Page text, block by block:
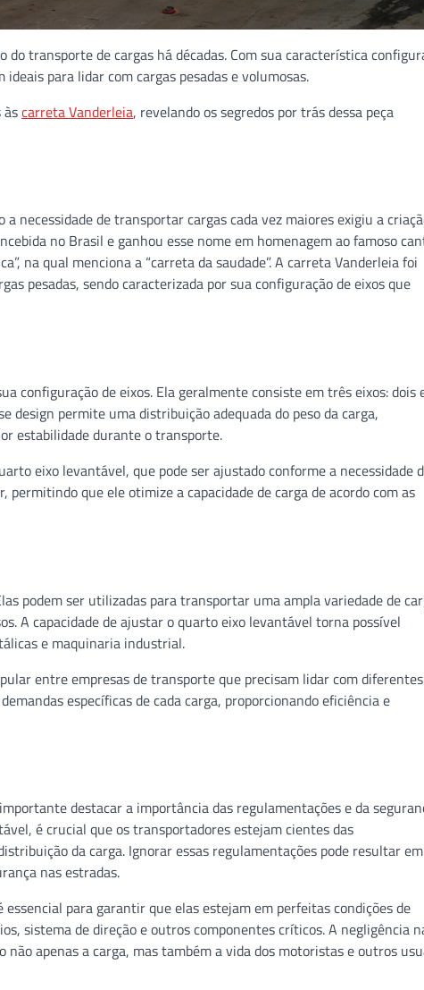
transporte de cargas há décadas. Com sua característica
para lidar com cargas pesadas e volumosas.
carreta Vanderleia, revelando os segredos por trás dessa peça
necessidade de transportar cargas cada vez maiores exigiu a
no Brasil e ganhou esse nome em homenagem ao famoso
na qual menciona a “carreta da saudade”. A carreta Vanderleia foi
pesadas, sendo caracterizada por sua configuração de eixos que
configuração de eixos. Ela geralmente consiste em três eixos: dois
design permite uma distribuição adequada do peso da carga,
estabilidade durante o transporte.
eixo levantável, que pode ser ajustado conforme a necessidade
que ele otimize a capacidade de carga de acordo com as
podem ser utilizadas para transportar uma ampla variedade de
A capacidade de ajustar o quarto eixo levantável torna possível
e maquinaria industrial.
entre empresas de transporte que precisam lidar com
específicas de cada carga, proporcionando eficiência e
destacar a importância das regulamentações e da
é crucial que os transportadores estejam cientes das
da carga. Ignorar essas regulamentações pode resultar em
nas estradas.
para garantir que elas estejam em perfeitas condições de
sistema de direção e outros componentes críticos. A negligência
apenas a carga, mas também a vida dos motoristas e outros